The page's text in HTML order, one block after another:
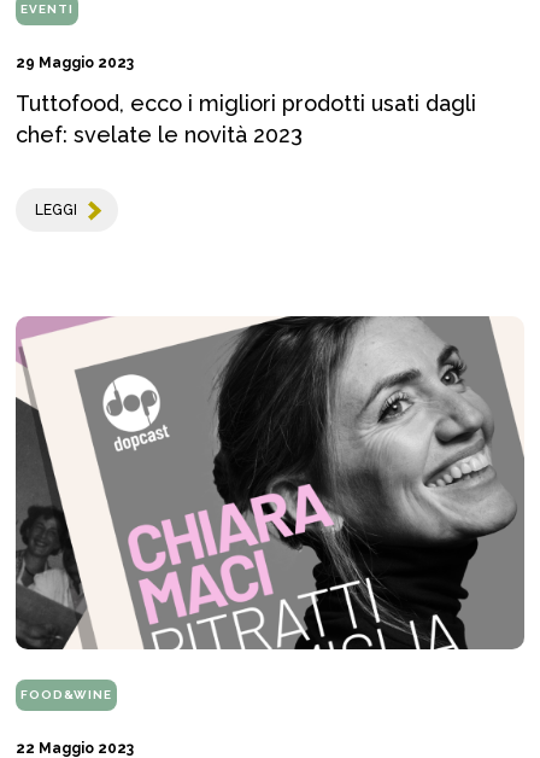
EVENTI
29 Maggio 2023
Tuttofood, ecco i migliori prodotti usati dagli
chef: svelate le novità 2023
LEGGI
FOOD&WINE
22 Maggio 2023